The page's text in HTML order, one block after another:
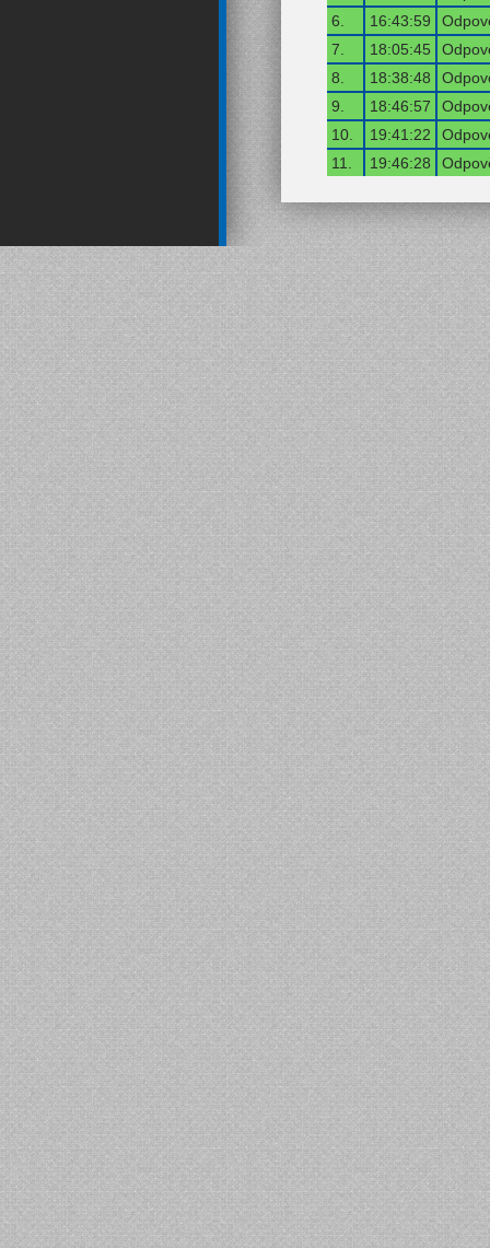
6.
16:43:59
7.
18:05:45
8.
18:38:48
9.
18:46:57
10.
19:41:22
11.
19:46:28